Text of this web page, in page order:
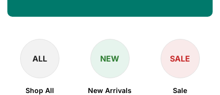
ALL
Shop All
NEW
New Arrivals
SALE
Sale